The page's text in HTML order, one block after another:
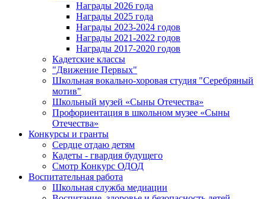
Награды 2026 года
Награды 2025 года
Награды 2023-2024 годов
Награды 2021-2022 годов
Награды 2017-2020 годов
Кадетские классы
"Движение Первых"
Школьная вокально-хоровая студия "Серебряный
мотив"
Школьный музей «Сыны Отечества»
Профориентация в школьном музее «Сыны
Отечества»
Конкурсы и гранты
Сердце отдаю детям
Кадеты - гвардия будущего
Смотр Конкурс ОДОД
Воспитательная работа
Школьная служба медиации